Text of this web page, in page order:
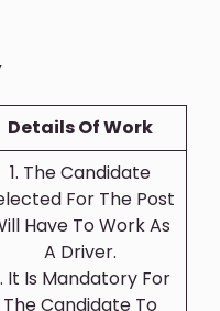
Details Of Work
1. The Candidate
For The Post
Have To Work As
A Driver.
It Is Mandatory For
The Candidate To